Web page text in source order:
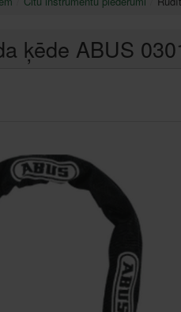
ķēde ABUS